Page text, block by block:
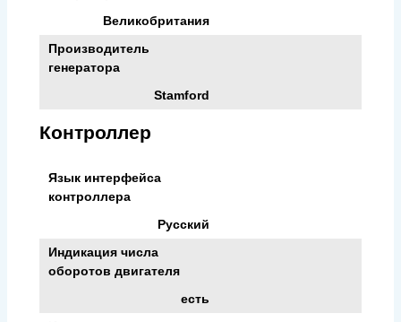
Великобритания
Производитель
генератора
Stamford
Контроллер
Язык интерфейса
контроллера
Русский
Индикация числа
оборотов двигателя
есть